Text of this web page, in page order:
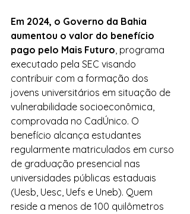
Em 2024, o Governo da Bahia
aumentou o valor do benefício
pago pelo Mais Futuro, programa
executado pela SEC visando
contribuir com a formação dos
jovens universitários em situação de
vulnerabilidade socioeconômica,
comprovada no CadÚnico. O
benefício alcança estudantes
regularmente matriculados em curso
de graduação presencial nas
universidades públicas estaduais
(Uesb, Uesc, Uefs e Uneb). Quem
reside a menos de 100 quilômetros